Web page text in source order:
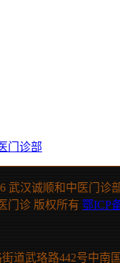
门诊部
武汉诚顺和中医门诊
门诊 版权所有 鄂ICP
道武珞路442号中南